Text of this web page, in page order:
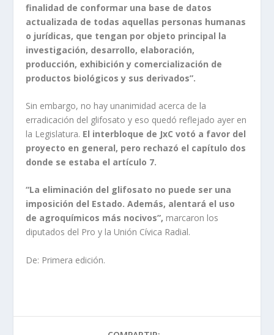
finalidad de conformar una base de datos
actualizada de todas aquellas personas humanas
o jurídicas, que tengan por objeto principal la
investigación, desarrollo, elaboración,
producción, exhibición y comercialización de
productos biológicos y sus derivados”.
Sin embargo, no hay unanimidad acerca de la
erradicación del glifosato y eso quedó reflejado ayer en
la Legislatura. El interbloque de JxC votó a favor del
proyecto en general, pero rechazó el capítulo dos
donde se estaba el artículo 7.
“La eliminación del glifosato no puede ser una
imposición del Estado. Además, alentará el uso
de agroquímicos más nocivos”, marcaron los
diputados del Pro y la Unión Cívica Radial.
De: Primera edición.